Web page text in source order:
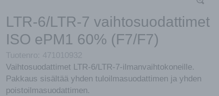
LTR-6/LTR-7 vaihtosuodattimet
ISO ePM1 60% (F7/F7)
Tuotenro: 471010932
Vaihtosuodattimet LTR-6/LTR-7-ilmanvaihtokoneille.
Pakkaus sisältää yhden tuloilmasuodattimen ja yhden
poistoilmasuodattimen.